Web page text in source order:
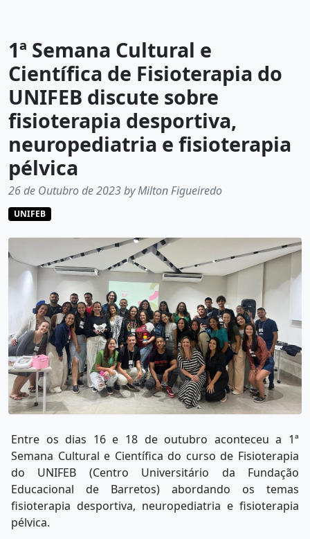
1ª Semana Cultural e
Científica de Fisioterapia do
UNIFEB discute sobre
fisioterapia desportiva,
neuropediatria e fisioterapia
pélvica
26 de Outubro de 2023 by Milton Figueiredo
UNIFEB
Entre os dias 16 e 18 de outubro aconteceu a 1ª
Semana Cultural e Científica do curso de Fisioterapia
do UNIFEB (Centro Universitário da Fundação
Educacional de Barretos) abordando os temas
fisioterapia desportiva, neuropediatria e fisioterapia
pélvica.